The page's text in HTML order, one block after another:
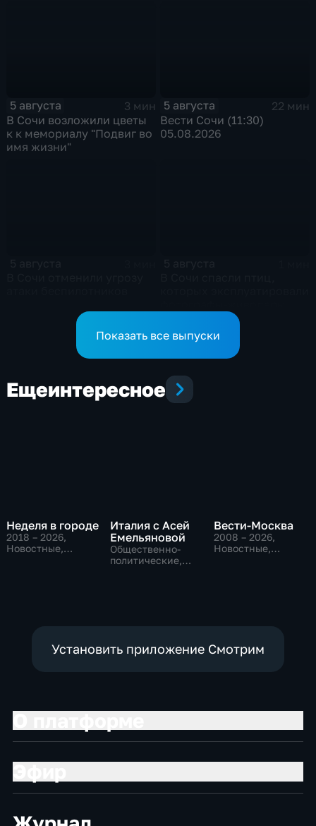
5 августа
3 мин
В Сочи возложили цветы
к к мемориалу "Подвиг во
имя жизни"
5 августа
22 мин
Вести Сочи (11:30)
05.08.2026
Показать все выпуски
Ещеинтересное
Неделя в городе
2018 – 2026,
Новостные,
Италия с Асей
Емельяновой
Общественно-
политические,
Вести-Москва
2008 – 2026,
Новостные,
Установить приложение Смотрим